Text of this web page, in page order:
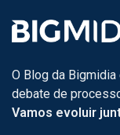
O Blog da
debate de
Vamos evoluir